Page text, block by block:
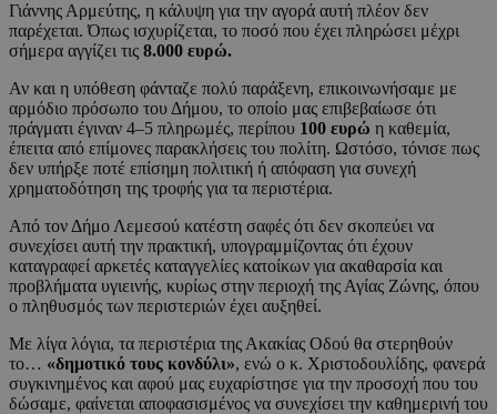
Γιάννης Αρμεύτης, η κάλυψη για την αγορά αυτή πλέον δεν
παρέχεται. Όπως ισχυρίζεται, το ποσό που έχει πληρώσει μέχρι
σήμερα αγγίζει τις 8.000 ευρώ.
Αν και η υπόθεση φάνταζε πολύ παράξενη, επικοινωνήσαμε με
αρμόδιο πρόσωπο του Δήμου, το οποίο μας επιβεβαίωσε ότι
πράγματι έγιναν 4–5 πληρωμές, περίπου 100 ευρώ η καθεμία,
έπειτα από επίμονες παρακλήσεις του πολίτη. Ωστόσο, τόνισε πως
δεν υπήρξε ποτέ επίσημη πολιτική ή απόφαση για συνεχή
χρηματοδότηση της τροφής για τα περιστέρια.
Από τον Δήμο Λεμεσού κατέστη σαφές ότι δεν σκοπεύει να
συνεχίσει αυτή την πρακτική, υπογραμμίζοντας ότι έχουν
καταγραφεί αρκετές καταγγελίες κατοίκων για ακαθαρσία και
προβλήματα υγιεινής, κυρίως στην περιοχή της Αγίας Ζώνης, όπου
ο πληθυσμός των περιστεριών έχει αυξηθεί.
Με λίγα λόγια, τα περιστέρια της Ακακίας Οδού θα στερηθούν
το… «δημοτικό τους κονδύλι», ενώ ο κ. Χριστοδουλίδης, φανερά
συγκινημένος και αφού μας ευχαρίστησε για την προσοχή που του
δώσαμε, φαίνεται αποφασισμένος να συνεχίσει την καθημερινή του